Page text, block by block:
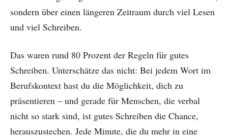
sondern über einen längeren Zeitraum durch viel Lesen
und viel Schreiben.
Das waren rund 80 Prozent der Regeln für gutes
Schreiben. Unterschätze das nicht: Bei jedem Wort im
Berufskontext hast du die Möglichkeit, dich zu
präsentieren – und gerade für Menschen, die verbal
nicht so stark sind, ist gutes Schreiben die Chance,
herauszustechen. Jede Minute, die du mehr in eine